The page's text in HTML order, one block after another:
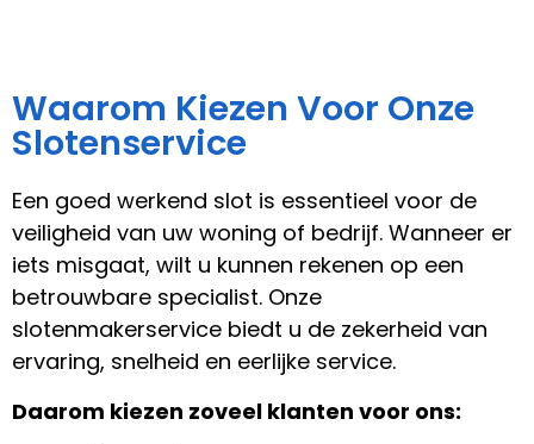
Waarom Kiezen Voor Onze
Slotenservice
Een goed werkend slot is essentieel voor de
veiligheid van uw woning of bedrijf. Wanneer er
iets misgaat, wilt u kunnen rekenen op een
betrouwbare specialist. Onze
slotenmakerservice biedt u de zekerheid van
ervaring, snelheid en eerlijke service.
Daarom kiezen zoveel klanten voor ons: